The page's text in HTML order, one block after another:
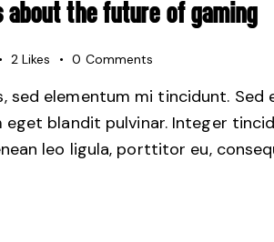
THE FUTURE OF GAMING
2 Likes 0 Comments
sed elementum mi tincidunt.
blandit pulvinar. Integer
leo ligula, porttitor eu,